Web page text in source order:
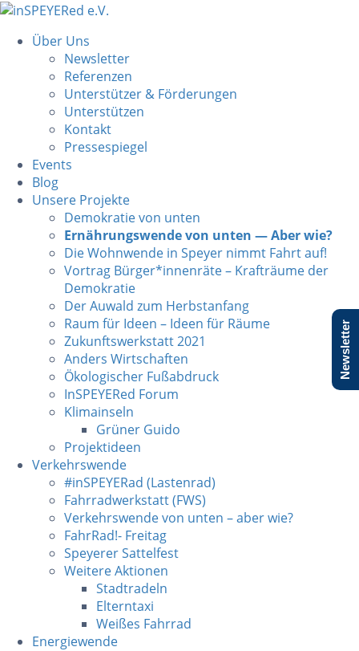
Über Uns
Newsletter
Referenzen
Unterstützer & Förderungen
Unterstützen
Kontakt
Pressespiegel
Events
Blog
Unsere Projekte
Demokratie von unten
Ernährungswende von unten — Aber wie?
Die Wohnwende in Speyer nimmt Fahrt auf!
Vortrag Bürger*innenräte – Krafträume der
Demokratie
Der Auwald zum Herbstanfang
Raum für Ideen – Ideen für Räume
Zukunftswerkstatt 2021
Anders Wirtschaften
Ökologischer Fußabdruck
InSPEYERed Forum
Klimainseln
Grüner Guido
Projektideen
Verkehrswende
#inSPEYERad (Lastenrad)
Fahrradwerkstatt (FWS)
Verkehrswende von unten – aber wie?
FahrRad!- Freitag
Speyerer Sattelfest
Weitere Aktionen
Stadtradeln
Elterntaxi
Weißes Fahrrad
Energiewende
Newsletter